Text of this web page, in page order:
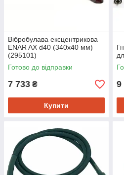
Вібробулава ексцентрикова
ENAR AX d40 (340х40 мм)
(295101)
Готово до відправки
7 733 ₴
Купити
9